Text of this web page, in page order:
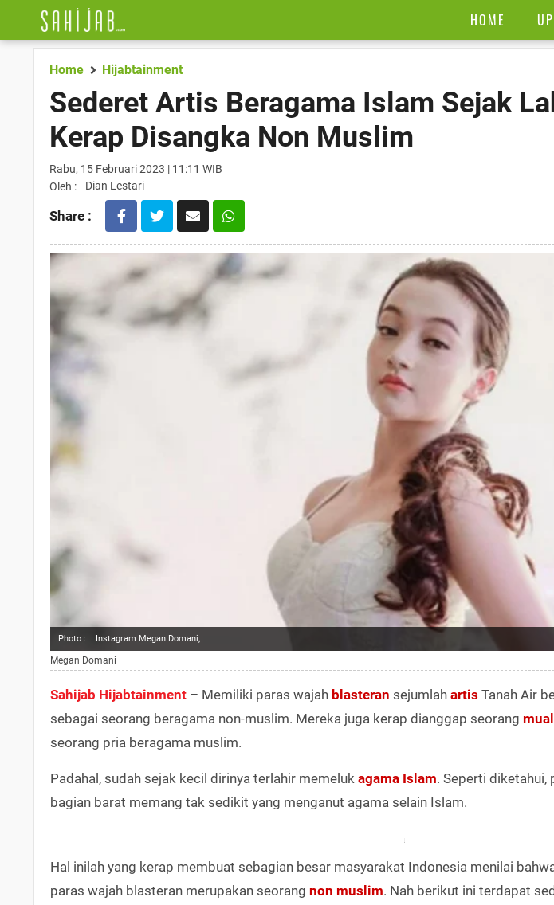
HOME
Home Hijabtainment
Sederet Artis Beragama Islam Sejak
Kerap Disangka Non Muslim
Rabu, 15 Februari 2023 | 11:11 WIB
Oleh :
Dian Lestari
Share :
Photo : Instagram Megan Domani,
Megan Domani
Sahijab Hijabtainment – Memiliki paras wajah blasteran sejumlah artis Tanah Air
sebagai seorang beragama non-muslim. Mereka juga kerap dianggap seorang
seorang pria beragama muslim.
Padahal, sudah sejak kecil dirinya terlahir memeluk agama Islam. Seperti diketahui,
bagian barat memang tak sedikit yang menganut agama selain Islam.
Hal inilah yang kerap membuat sebagian besar masyarakat Indonesia menilai
paras wajah blasteran merupakan seorang non muslim. Nah berikut ini terdapat